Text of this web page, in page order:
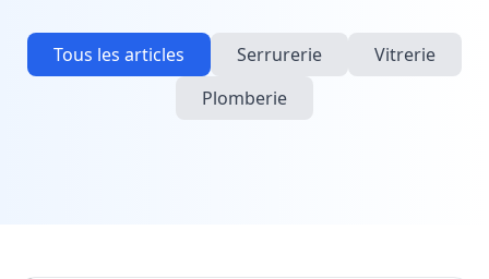
Tous les articles Serrurerie
Vitrerie
Plomberie